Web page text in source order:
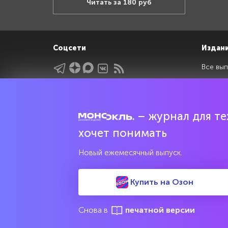
Читать за 180 руб
Соцсети
Интервью
Все
Свидетельство о регистрации средства массовой
культурного наследия
– журнал для
хочет понимать
Новый ежемесячный выпуск.
Купить на Озон
Снова в печатной версии